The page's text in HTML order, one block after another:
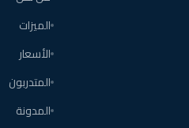
الميزات
الأسعار
المتدربون
المدونة